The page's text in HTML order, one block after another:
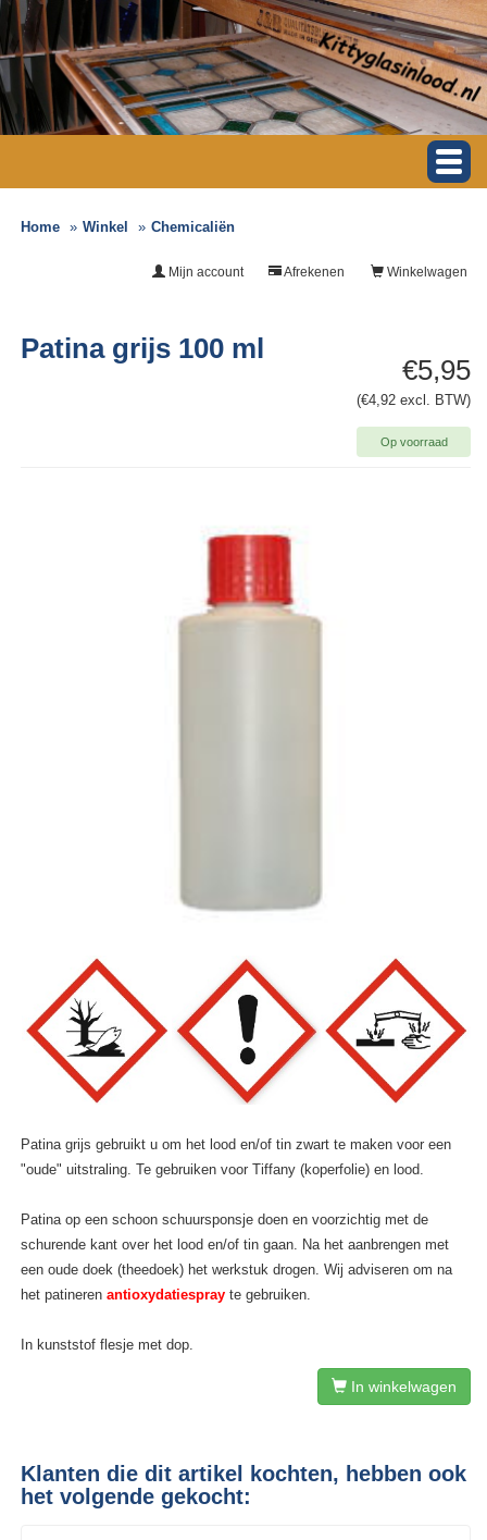
Home Winkel Chemicaliën
Winkelwagen
Afrekenen
Mijn account
€5,95
(€4,92 excl. BTW)
Op voorraad
Patina grijs 100 ml
Patina grijs gebruikt u om het lood en/of tin zwart te maken voor een
"oude" uitstraling. Te gebruiken voor Tiffany (koperfolie) en lood.
Patina op een schoon schuursponsje doen en voorzichtig met de
schurende kant over het lood en/of tin gaan. Na het aanbrengen met
een oude doek (theedoek) het werkstuk drogen. Wij adviseren om na
het patinerenantioxydatiespray te gebruiken.
In kunststof flesje met dop.
In winkelwagen
Klanten die dit artikel kochten, hebben ook
het volgende gekocht: